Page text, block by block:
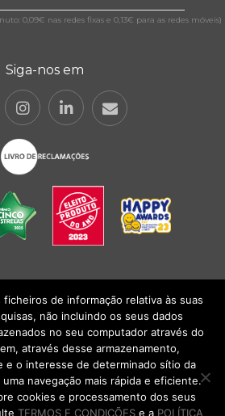
0,09€ nas redes fixas e 0,13€ para as redes móveis)
Siga-nos em
|TERMOS E CONDIÇÕESlCONDIÇÕES
SA 2026. Todos os direitos reservados.
de informação relativa às suas
não incluindo os seus dados
no seu computador através do
através desse armazenamento,
e o interesse de determinado sítio da
navegação mais rápida e eficiente.
cookies e processamento dos seus
TERMOS E CONDIÇÕESe a POLÍTICA